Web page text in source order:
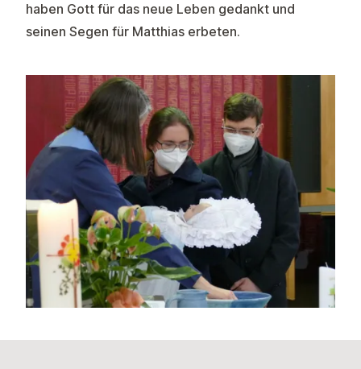
haben Gott für das neue Leben gedankt und
seinen Segen für Matthias erbeten.